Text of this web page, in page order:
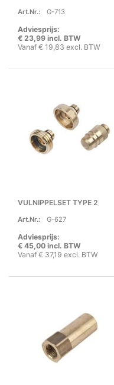
Art.Nr.: G-713
Adviesprijs:
€ 23,99 incl. BTW
Vanaf € 19,83 excl. BTW
VULNIPPELSET TYPE 2
Art.Nr.: G-627
Adviesprijs:
€ 45,00 incl. BTW
Vanaf € 37,19 excl. BTW